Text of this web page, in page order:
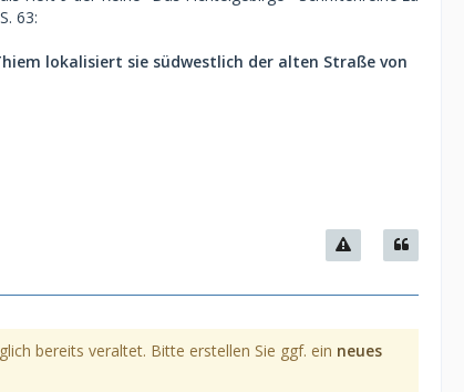
63:
lokalisiert sie südwestlich der alten Straße von
bereits veraltet. Bitte erstellen Sie ggf. ein neues